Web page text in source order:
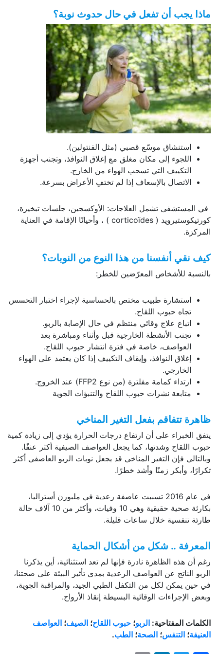
ماذا يجب أن تفعل في حال حدوث نوبة؟
استنشاق موسّع قصبي (مثل الفنتولين).
اللجوء إلى مكان مغلق مع إغلاق النوافذ، وتجنب أجهزة
التكييف التي تسحب الهواء من الخارج.
الاتصال بالإسعاف إذا لم تختفِ الأعراض بسرعة.
في المستشفى تشمل العلاجات: الأوكسجين، جلسات تبخيرة،
كورتيكوستيرويد ( corticoïdes ) ، وأحيانًا الإقامة في العناية
المركزة.
كيف نقي أنفسنا من هذا النوع من النوبات؟
بالنسبة للأشخاص المعرّضين للخطر:
استشارة طبيب مختص بالحساسية لإجراء اختبار التحسس
تجاه حبوب اللقاح.
اتباع علاج وقائي منتظم في حال الإصابة بالربو.
تجنب الأنشطة الخارجية قبل وأثناء ومباشرة بعد
العواصف، خاصة في فترة انتشار حبوب اللقاح.
إغلاق النوافذ، وإيقاف التكييف إذا كان يعتمد على الهواء
الخارجي.
ارتداء كمامة مفلترة (من نوع FFP2) عند الخروج.
متابعة نشرات حبوب اللقاح والتنبؤات الجوية
ظاهرة تتفاقم بفعل التغير المناخي
يتفق الخبراء على أن ارتفاع درجات الحرارة يؤدي إلى زيادة كمية
حبوب اللقاح وشدتها، كما يجعل العواصف الصيفية أكثر عنفًا.
وبالتالي فإن التغير المناخي قد يجعل نوبات الربو العاصفي أكثر
تكرارًا، وأبكر زمنًا وأشد خطرًا.
في عام 2016 تسببت عاصفة رعدية في ملبورن أستراليا،
بكارثة صحية حقيقية وهي 10 وفيات، وأكثر من 10 آلاف حالة
طارئة تنفسية خلال ساعات قليلة.
المعرفة .. شكل من أشكال الحماية
رغم أن هذه الظاهرة نادرة فإنها لم تعد استثنائية، أين يذكرنا
الربو الناتج عن العواصف الرعدية بمدى تأثير البيئة على صحتنا،
في حين يمكن لكل من التكفل الطبي الجيد، والمراقبة الجوية،
وبعض الإجراءات الوقائية البسيطة إنقاذ الأرواح.
الكلمات المفتاحية: الربو؛ حبوب اللقاح؛ الصيف؛ العواصف
العنيفة؛ التنفس؛ الصحة؛ الطب.